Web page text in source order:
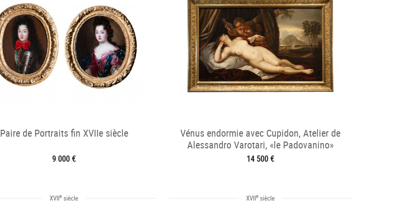
Paire de Portraits fin XVIIe siècle
9 000 €
Vénus endormie avec Cupidon, Atelier de
Alessandro Varotari, «le Padovanino»
(1588 - 1649)
14 500 €
XVIIe siècle XVIIe siècle